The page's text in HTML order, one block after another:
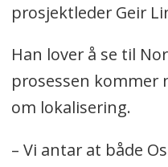
prosjektleder Geir
Han lover å se til
prosessen
om lokalisering.
– Vi antar at både